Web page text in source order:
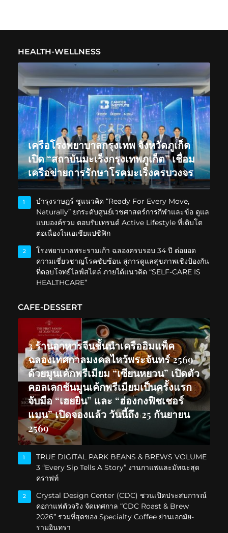
HEALTH-WELLNESS
เครือโรงพยาบาลกรุงเทพ จังหวัดภูเก็ต
เปิด “สถาบันมะเร็งกรุงเทพภูเก็ต” เชื่อม
เครือข่ายการรักษาโรคมะเร็งครบวงจร
1
บำรุงราษฎร์ ชูแนวคิด “Ready For Every Move,
Naturally” ยกระดับศูนย์เวชศาสตร์การกีฬาและข้อ ดูแล
แบบองค์รวม ตอบรับเทรนด์ Active Lifestyle ที่เติบโต
ต่อเนื่องในเอเชียแปซิฟิก
2
โรงพยาบาลพระรามเก้า ฉลองครบรอบ 34 ปี ต่อยอด
ความเชี่ยวชาญโรคซับซ้อน สู่การดูแลสุขภาพเชิงป้องกัน
ที่ตอบโจทย์ไลฟ์สไตล์ ภายใต้แนวคิด “SELF-CARE IS
HEALTHCARE”
CAFE-DESSERT
3 ร้านอาหารจีนชั้นนำเครืออิมแพ็ค
ฉลองเทศกาลมงคลไหว้พระจันทร์ 2569
ด้วยมูนเค้กพรีเมียม “เซียนหยวน” เปิดตัว
คอลเลกชันมูนเค้กพรีเมียมเป็นครั้งแรก
จับมือ “เฮยยิน” และ “ฮ่องกงฟิชเชอร์
แมน” เปิดจองแล้ว วันนี้ถึง 25 กันยายน
2569
1
TRUE DIGITAL PARK BEANS & BREWS VOLUME
3 “Every Sip Tells A Story” งานกาแฟและมัทฉะสุด
คราฟท์
2
Crystal Design Center (CDC) ชวนเปิดประสบการณ์
คอกาแฟตัวจริง จัดเทศกาล “CDC Roast & Brew
2026” รวมที่สุดของ Specialty Coffee ย่านเอกมัย-
รามอินทรา